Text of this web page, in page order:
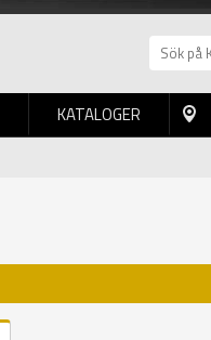
KATALOGER